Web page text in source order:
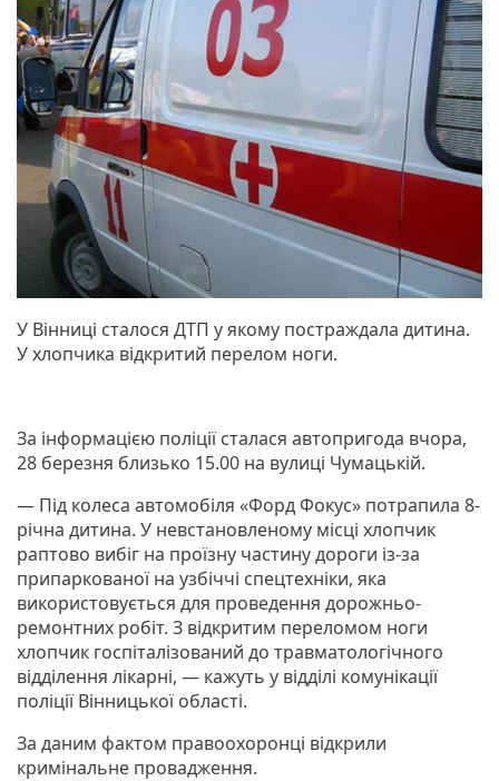
У Вінниці сталося ДТП у якому постраждала дитина.
У хлопчика відкритий перелом ноги.
За інформацією поліції сталася автопригода вчора,
28 березня близько 15.00 на вулиці Чумацькій.
— Під колеса автомобіля «Форд Фокус» потрапила 8-
річна дитина. У невстановленому місці хлопчик
раптово вибіг на проїзну частину дороги із-за
припаркованої на узбіччі спецтехніки, яка
використовується для проведення дорожньо-
ремонтних робіт. З відкритим переломом ноги
хлопчик госпіталізований до травматологічного
відділення лікарні, — кажуть у відділі комунікації
поліції Вінницької області.
За даним фактом правоохоронці відкрили
кримінальне провадження.